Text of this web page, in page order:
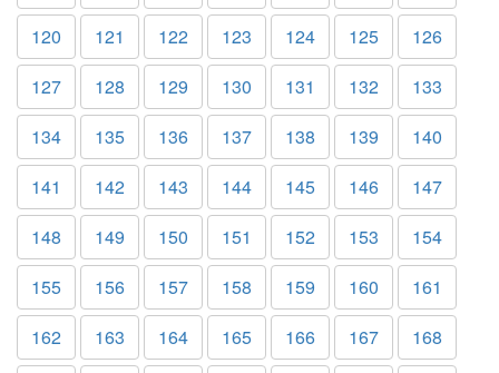
120
121 122 123 124 125
126
127
128 129 130 131 132
133
134
135 136 137 138 139
140
141
142 143 144 145 146
147
148
149 150 151 152 153
154
155
156 157 158 159 160
161
162
163 164 165 166 167
168